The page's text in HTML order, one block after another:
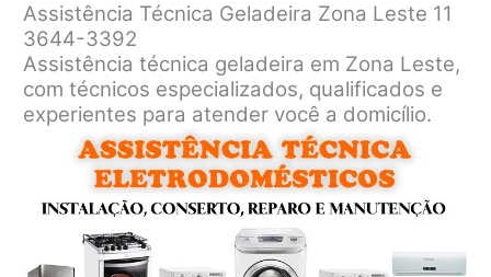
Assistência Técnica Geladeira Zona Leste 11
3644-3392
Assistência técnica geladeira em Zona Leste,
com técnicos especializados, qualificados e
experientes para atender você a domicílio.